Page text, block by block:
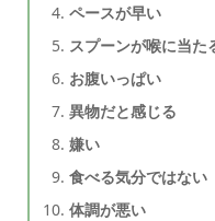
ペースが早い
スプーンが喉に当た
お腹いっぱい
異物だと感じる
嫌い
食べる気分ではない
体調が悪い